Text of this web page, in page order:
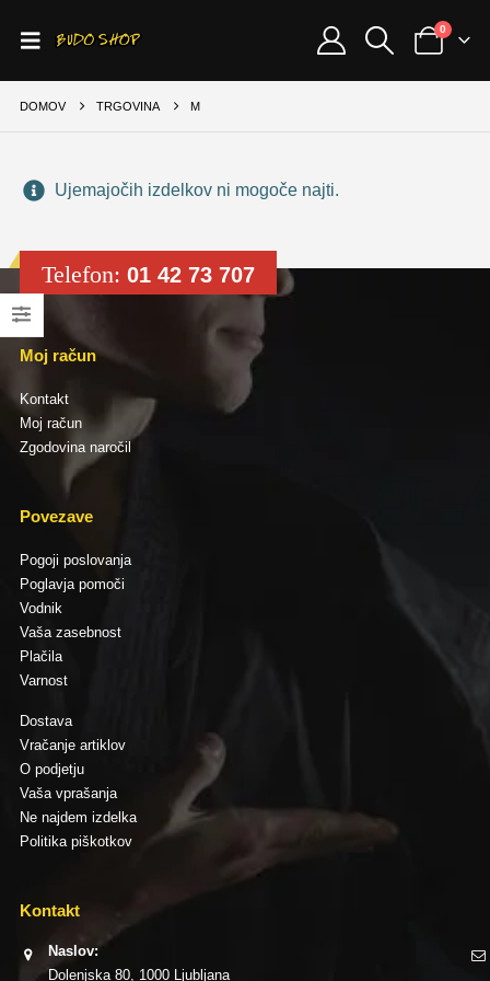
0
DOMOV TRGOVINA M
Ujemajočih izdelkov ni mogoče najti.
Telefon: 01 42 73 707
Moj račun
Kontakt
Moj račun
Zgodovina naročil
Povezave
Pogoji poslovanja
Poglavja pomoči
Vodnik
Vaša zasebnost
Plačila
Varnost
Dostava
Vračanje artiklov
O podjetju
Vaša vprašanja
Ne najdem izdelka
Politika piškotkov
Kontakt
Naslov:
Dolenjska 80, 1000 Ljubljana